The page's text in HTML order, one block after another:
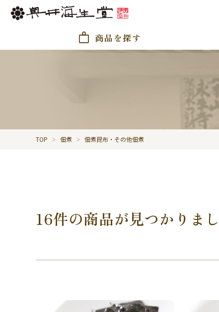
商品を探す
TOP 佃煮 佃煮昆布・その他佃煮
16件の商品が見つかりまし